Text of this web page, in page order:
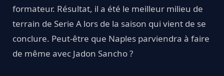
formateur. Résultat, il a été le meilleur milieu de
terrain de Serie A lors de la saison qui vient de se
conclure. Peut-être que Naples parviendra à faire
de même avec Jadon Sancho ?